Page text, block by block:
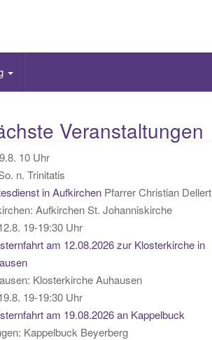
Veranstaltungen
10 Uhr
n. Trinitatis
in Aufkirchen Pfarrer Christian Dellert
Aufkirchen St. Johanniskirche
19-19:30 Uhr
am 12.08.2026 zur Klosterkirche in
Klosterkirche Auhausen
19-19:30 Uhr
am 19.08.2026 an Kappelbuck
Kappelbuck Beyerberg